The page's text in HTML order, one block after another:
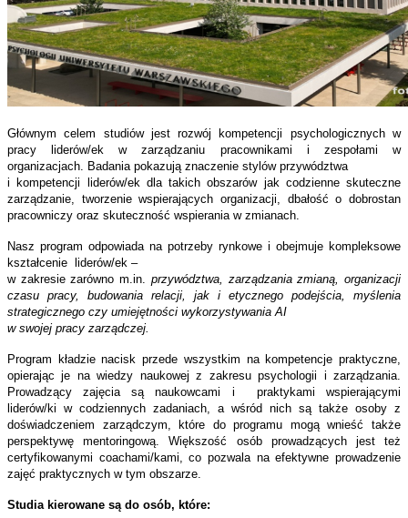
Głównym celem studiów jest rozwój kompetencji psychologicznych w
pracy liderów/ek w zarządzaniu pracownikami i zespołami w
organizacjach. Badania pokazują znaczenie stylów przywództwa
i kompetencji liderów/ek dla takich obszarów jak codzienne skuteczne
zarządzanie, tworzenie wspierających organizacji, dbałość o dobrostan
pracowniczy oraz skuteczność wspierania w zmianach.
Nasz program odpowiada na potrzeby rynkowe i obejmuje kompleksowe
kształcenie liderów/ek –
w zakresie zarówno m.in. przywództwa, zarządzania zmianą, organizacji
czasu pracy, budowania relacji, jak i etycznego podejścia, myślenia
strategicznego czy umiejętności wykorzystywania AI
w swojej pracy zarządczej.
Program kładzie nacisk przede wszystkim na kompetencje praktyczne,
opierając je na wiedzy naukowej z zakresu psychologii i zarządzania.
Prowadzący zajęcia są naukowcami i praktykami wspierającymi
liderów/ki w codziennych zadaniach, a wśród nich są także osoby z
doświadczeniem zarządczym, które do programu mogą wnieść także
perspektywę mentoringową. Większość osób prowadzących jest też
certyfikowanymi coachami/kami, co pozwala na efektywne prowadzenie
zajęć praktycznych w tym obszarze.
Studia kierowane są do osób, które: